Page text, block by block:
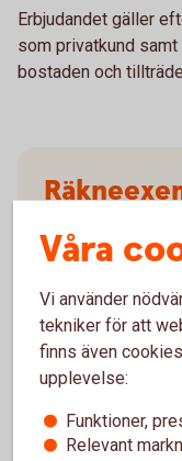
Erbjudandet gäller
som privatkund
bostaden och
ränta (bunden
Nyckelkund
Första
inklusive
belopp att
Våra
Vi använder
tekniker för att
finns även
upplevelse:
Funktioner,
Relevant